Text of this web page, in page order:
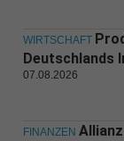
WIRTSCHAFT
Deutschlands
07.08.2026
FINANZEN